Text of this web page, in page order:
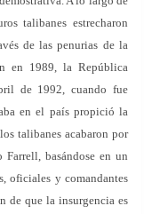
talibanes estrecharon
de las penurias de la
en 1989, la República
de 1992, cuando fue
en el país propició la
talibanes acabaron por
basándose en un
oficiales y comandantes
de que la insurgencia es